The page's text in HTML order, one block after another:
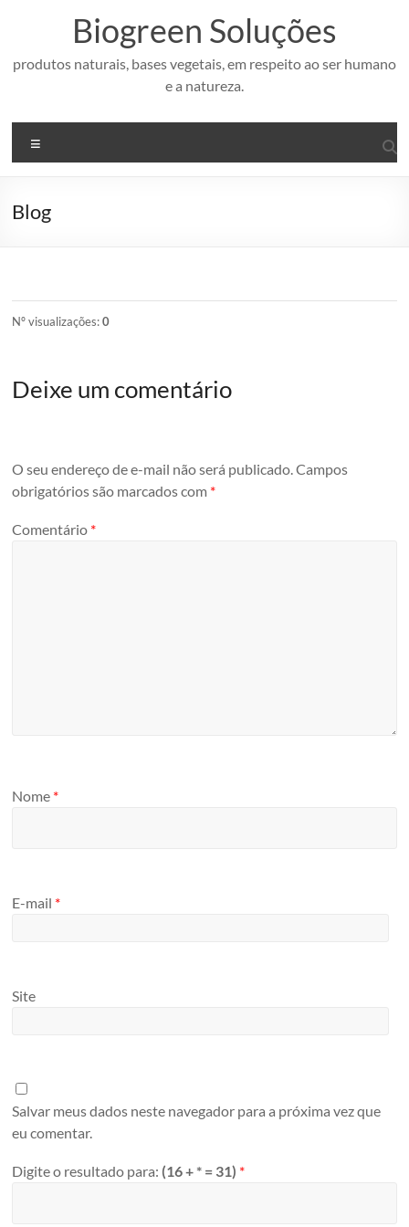
conteúdo
Biogreen Soluções
produtos naturais, bases vegetais, em respeito ao ser humano
e a natureza.
Blog
Nº visualizações:0
Deixe um comentário
O seu endereço de e-mail não será publicado.Campos
obrigatórios são marcados com *
Comentário *
Nome *
E-mail *
Site
Salvar meus dados neste navegador para a próxima vez que
eu comentar.
Digite o resultado para: (16 + * = 31) *